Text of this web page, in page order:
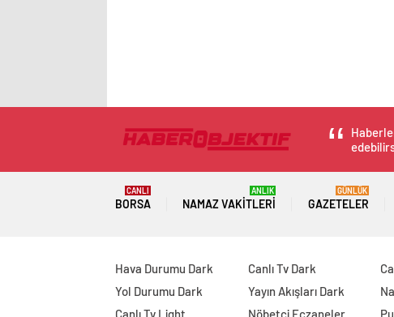
BORSA
CANLI
NAMAZ VAKITLERI
ANLIK
GAZETELER
GÜNLÜK
Hava Durumu Dark
Yol Durumu Dark
Canlı Tv Light
Canlı Tv Dark
Yayın Akışları Dark
Nöbetçi Eczaneler